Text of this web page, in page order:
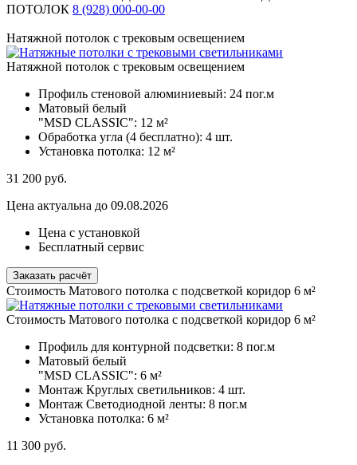
ПОТОЛОК 8 (928) 000-00-00
Натяжной потолок с трековым освещением
Натяжной потолок с трековым освещением
Профиль стеновой алюминиевый: 24 пог.м
Матовый белый
"MSD CLASSIC": 12 м²
Обработка угла (4 бесплатно): 4 шт.
Установка потолка: 12 м²
31 200 руб.
Цена актуальна до 09.08.2026
Цена с установкой
Бесплатный сервис
Заказать расчёт
Стоимость Матового потолка с подсветкой коридор 6 м²
Стоимость Матового потолка с подсветкой коридор 6 м²
Профиль для контурной подсветки: 8 пог.м
Матовый белый
"MSD CLASSIC": 6 м²
Монтаж Круглых светильников: 4 шт.
Монтаж Светодиодной ленты: 8 пог.м
Установка потолка: 6 м²
11 300 руб.